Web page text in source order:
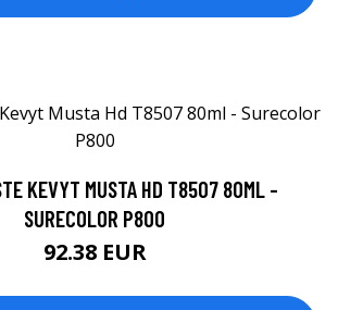
KEVYT MUSTA HD T8507 80ML -
SURECOLOR P800
92.38 EUR